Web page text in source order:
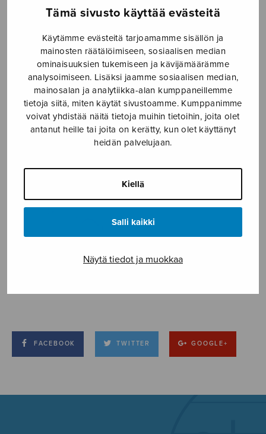
Tämä sivusto käyttää evästeitä
Käytämme evästeitä tarjoamamme sisällön ja
mainosten räätälöimiseen, sosiaalisen median
ominaisuuksien tukemiseen ja kävijämäärämme
analysoimiseen. Lisäksi jaamme sosiaalisen median,
mainosalan ja analytiikka-alan kumppaneillemme
tietoja siitä, miten käytät sivustoamme. Kumppanimme
voivat yhdistää näitä tietoja muihin tietoihin, joita olet
antanut heille tai joita on kerätty, kun olet käyttänyt
heidän palvelujaan.
Kiellä
Salli kaikki
Näytä tiedot ja muokkaa
ILMOITA TAPAHTUMA
Etusivu › Media › Kyrie och Gloria_S2435
Kyrie och Gloria_S2435
3.5.2019
FACEBOOK TWITTER GOOGLE+